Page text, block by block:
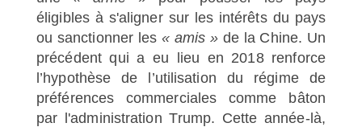
éligibles à s'aligner sur les intérêts du pays
ou sanctionner les « amis »de la Chine. Un
précédent qui a eu lieu en 2018 renforce
l’hypothèse de l’utilisation du régime de
préférences commerciales comme bâton
par l'administration Trump. Cette année-là,